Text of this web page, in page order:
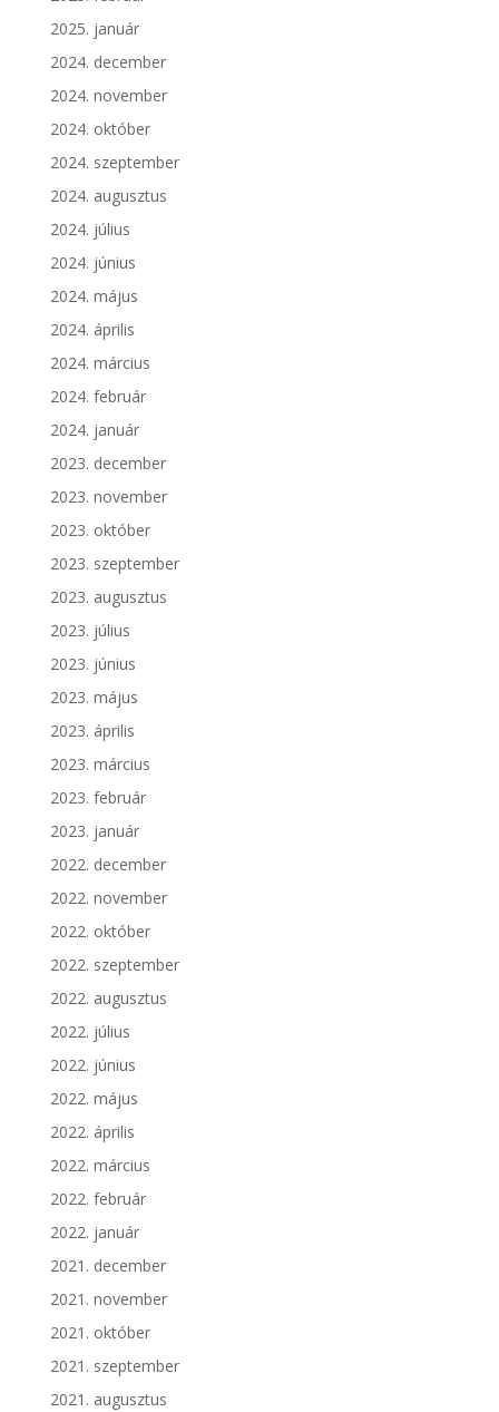
2025. január
2024. december
2024. november
2024. október
2024. szeptember
2024. augusztus
2024. július
2024. június
2024. május
2024. április
2024. március
2024. február
2024. január
2023. december
2023. november
2023. október
2023. szeptember
2023. augusztus
2023. július
2023. június
2023. május
2023. április
2023. március
2023. február
2023. január
2022. december
2022. november
2022. október
2022. szeptember
2022. augusztus
2022. július
2022. június
2022. május
2022. április
2022. március
2022. február
2022. január
2021. december
2021. november
2021. október
2021. szeptember
2021. augusztus